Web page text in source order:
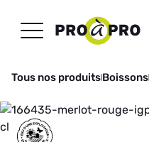
Tous nos produitsBoissons